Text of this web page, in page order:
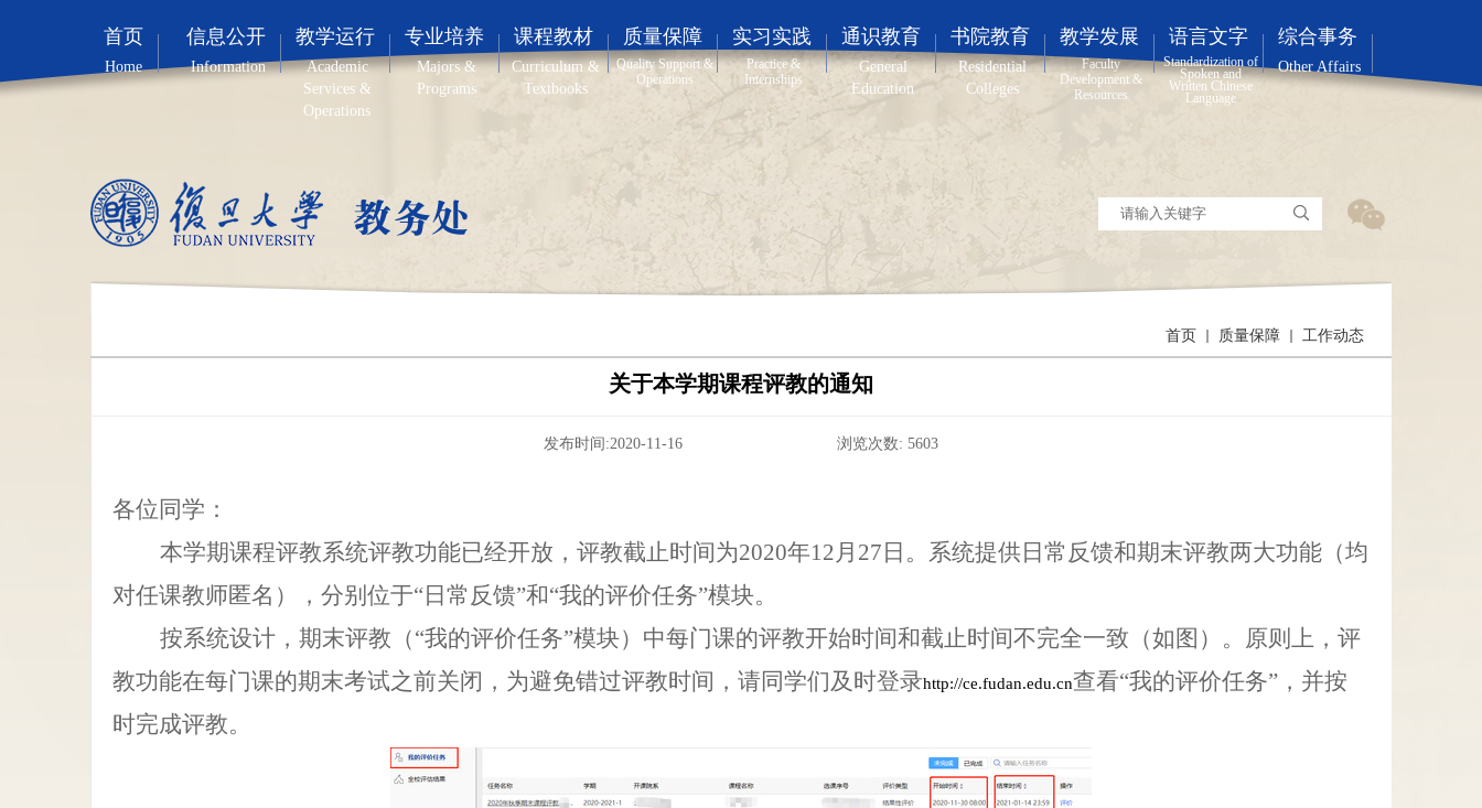
首页
Home
信息公开
Information
教学运行
Academic
Services &
Operations
专业培养
Majors &
Programs
课程教材
Curriculum &
Textbooks
质量保障
Quality Support &
Operations
实习实践
Practice &
Internships
通识教育
General
Education
书院教育
Residential
Colleges
教学发展
Faculty
Development &
Resources
语言文字
Standardization of
Spoken and
Written Chinese
Language
综合事务
Other Affairs
首页 质量保障 工作动态
关于本学期课程评教的通知
发布时间:2020-11-16 浏览次数: 5603
各位同学：
本学期课程评教系统评教功能已经开放， 评教截止时间为2020年12月 27 日。 系统提供日常反馈和期末评教两大功能（均
对任课教师匿名），分别位于“日常反馈”和“我的评价任务”模块。
按系统设计，期末评教（“我的评价任务”模块）中每门课的评教开始时间和截止时间不完全一致（如图）。原则上，评
教功能在每门课的期末考试之前关闭，为避免错过评教时间，请同学们及时登录http://ce.fudan.edu.cn查看“我的评价任务” ，并按
时完成评教。